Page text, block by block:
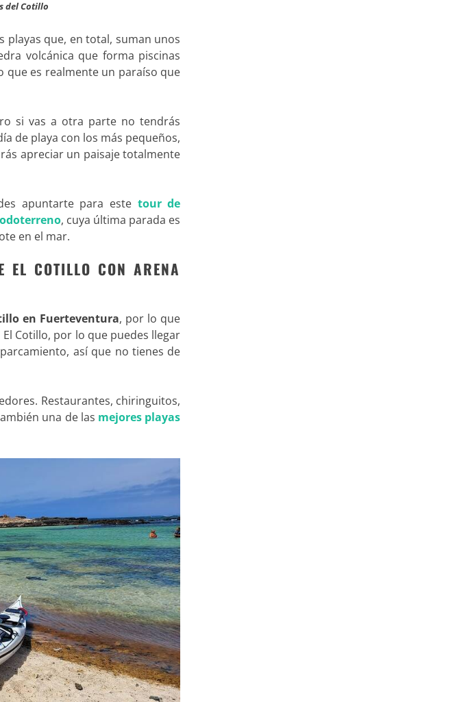
del Cotillo
playas que, en total, suman unos
volcánica que forma piscinas
que es realmente un paraíso que
si vas a otra parte no tendrás
de playa con los más pequeños,
apreciar un paisaje totalmente
apuntarte para este tour de
, cuya última parada es
en el mar.
COTILLO CON ARENA
en Fuerteventura, por lo que
Cotillo, por lo que puedes llegar
así que no tienes de
Restaurantes, chiringuitos,
una de las mejores playas